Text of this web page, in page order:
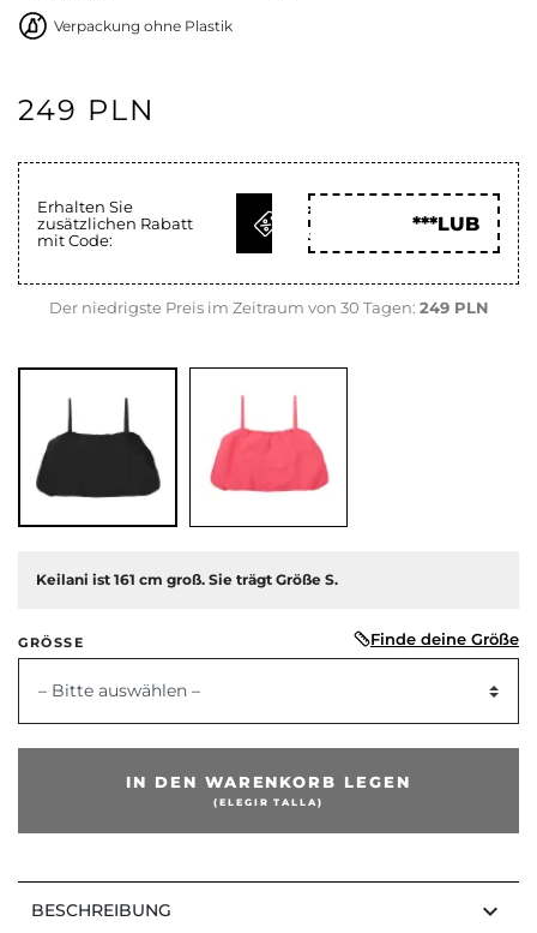
Verpackung ohne Plastik
249 PLN
Erhalten Sie
zusätzlichen Rabatt
mit Code:
CODE
HOLEN
***LUB
Der niedrigste Preis im Zeitraum von 30 Tagen: 249 PLN
Keilani ist 161 cm groß. Sie trägt Größe S.
GRÖSSE Finde deine Größe
– Bitte auswählen –
IN DEN WARENKORB LEGEN
(ELEGIR TALLA)
BESCHREIBUNG keyboard_arrow_down